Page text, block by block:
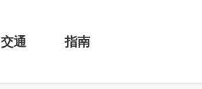
交通 指南